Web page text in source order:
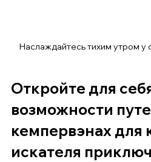
Наслаждайтесь тихим утром у
Откройте для
возможности
кемпервэнах для
искателя